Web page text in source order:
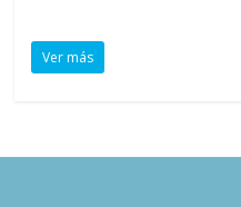
Ver más